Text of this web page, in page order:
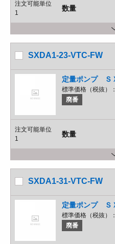
注文可能単位
1
数量
SXDA1-23-VTC-FW
定量ポンプ Ｓ
標準価格（税抜）：
廃番
注文可能単位
1
数量
SXDA1-31-VTC-FW
定量ポンプ Ｓ
標準価格（税抜）：
廃番